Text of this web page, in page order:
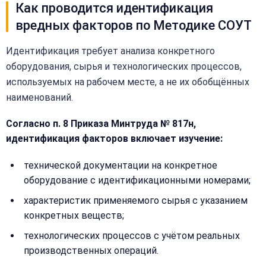
Как проводится идентификация
вредных факторов по Методике СОУТ
Идентификация требует анализа конкретного
оборудования, сырья и технологических процессов,
используемых на рабочем месте, а не их обобщённых
наименований.
Согласно п. 8 Приказа Минтруда № 817н,
идентификация факторов включает изучение:
технической документации на конкретное
оборудование с идентификационными номерами;
характеристик применяемого сырья с указанием
конкретных веществ;
технологических процессов с учётом реальных
производственных операций.